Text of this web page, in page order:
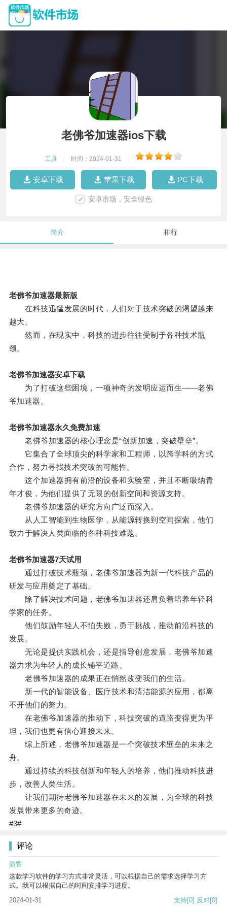
老佛爷加速器ios下载
工具 时间：2024-01-31
安卓下载 苹果下载 PC下载
安卓市场，安全绿色
简介 排行
老佛爷加速器最新版
在科技迅猛发展的时代，人们对于技术突破的渴望越来
越大。
然而，在现实中，科技的进步往往受制于各种技术瓶
颈。
老佛爷加速器安卓下载
为了打破这些困境，一项神奇的发明应运而生——老佛
爷加速器。
老佛爷加速器永久免费加速
老佛爷加速器的核心理念是“创新加速，突破壁垒”。
它集合了全球顶尖的科学家和工程师，以跨学科的方式
合作，努力寻找技术突破的可能性。
这个加速器拥有前沿的设备和实验室，并且不断吸纳青
年才俊，为他们提供了无限的创新空间和资源支持。
老佛爷加速器的研究方向广泛而深入。
从人工智能到生物医学，从能源转换到空间探索，他们
致力于解决人类面临的各种科技难题。
老佛爷加速器7天试用
通过打破技术瓶颈，老佛爷加速器为新一代科技产品的
研发与应用奠定了基础。
除了解决技术问题，老佛爷加速器还肩负着培养年轻科
学家的任务。
他们鼓励年轻人不怕失败，勇于挑战，推动前沿科技的
发展。
无论是提供实践机会，还是指导创意发展，老佛爷加速
器力求为年轻人的成长铺平道路。
老佛爷加速器的成果正在悄然改变我们的生活。
新一代的智能设备、医疗技术和清洁能源的应用，都离
不开他们的努力。
在老佛爷加速器的推动下，科技突破的道路变得更为平
坦，我们也更有信心迎接未来。
综上所述，老佛爷加速器是一个突破技术壁垒的未来之
舟。
通过持续的科技创新和年轻人的培养，他们推动科技进
步，改善人类生活。
让我们期待老佛爷加速器在未来的发展，为全球的科技
发展带来更多的奇迹。
#3#
评论
游客
这款学习软件的学习方式非常灵活，可以根据自己的需求选择学习方
式。我可以根据自己的时间安排学习进度。
2024-01-31
支持[0] 反对[0]